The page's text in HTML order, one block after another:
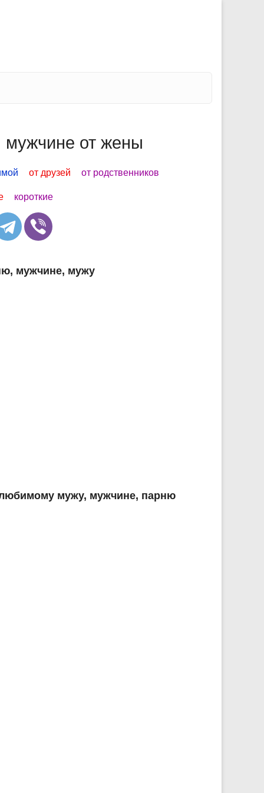
от жены
от друзей от родственников
короткие
мужчине, мужу
мужу, мужчине, парню